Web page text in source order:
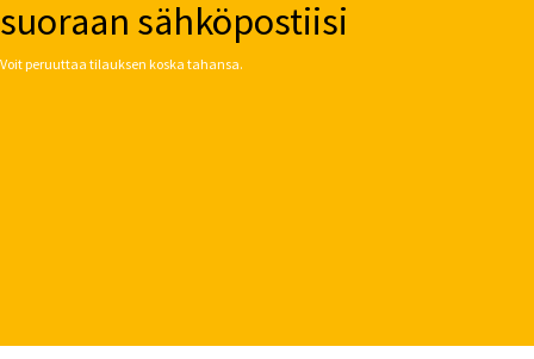
suoraan sähköpostiisi
Voit peruuttaa tilauksen koska tahansa.